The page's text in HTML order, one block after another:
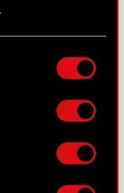
Twojej
nawet
aktywnie
je zbiory
ustaw własne
serii D